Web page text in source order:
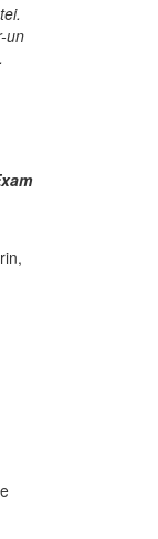
un